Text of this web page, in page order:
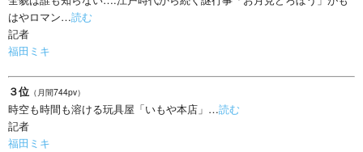
はやロマン…読む
記者
福田ミキ
３位 （月間744pv）
時空も時間も溶ける玩具屋「いもや本店」…読む
記者
福田ミキ